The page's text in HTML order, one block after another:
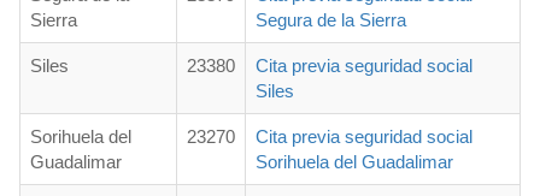
Sierra
Segura de la Sierra
Siles 23380
Cita previa seguridad social
Siles
Sorihuela del
Guadalimar
23270
Cita previa seguridad social
Sorihuela del Guadalimar